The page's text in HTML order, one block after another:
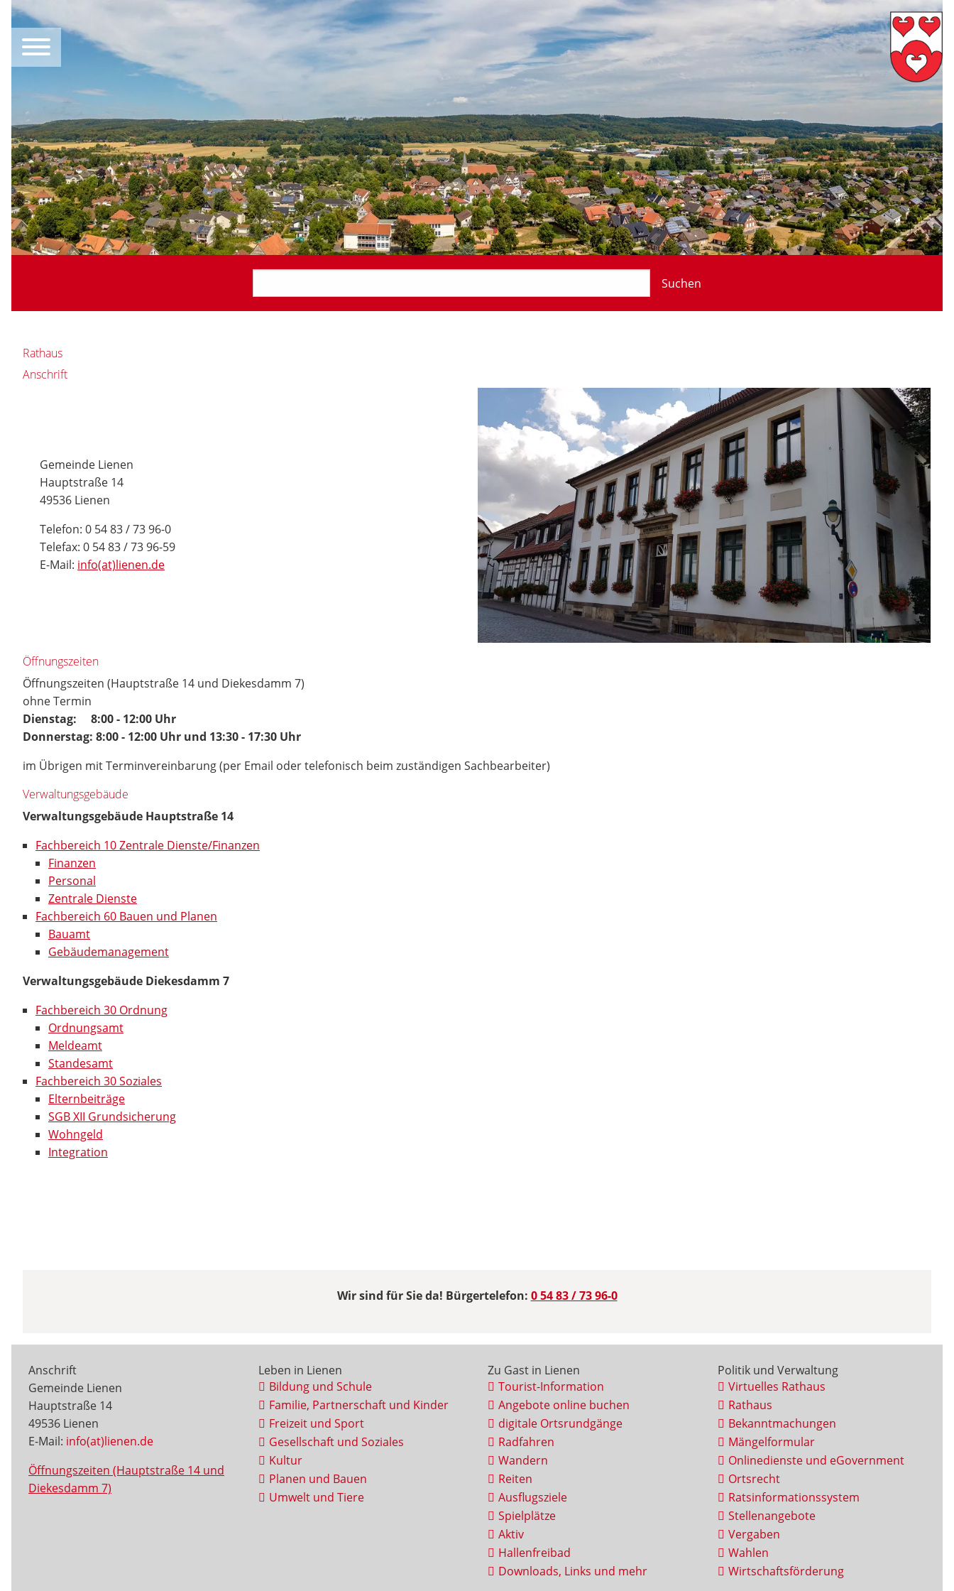
Suchen
Rathaus
Anschrift
Gemeinde Lienen
Hauptstraße 14
49536 Lienen
Telefon: 0 54 83 / 73 96-0
Telefax: 0 54 83 / 73 96-59
E-Mail: info(at)lienen.de
Öffnungszeiten
Öffnungszeiten (Hauptstraße 14 und Diekesdamm 7)
ohne Termin
Dienstag: 8:00 - 12:00 Uhr
Donnerstag: 8:00 - 12:00 Uhr und 13:30 - 17:30 Uhr
im Übrigen mit Terminvereinbarung (per Email oder telefonisch beim zuständigen Sachbearbeiter)
Verwaltungsgebäude
Verwaltungsgebäude Hauptstraße 14
Fachbereich 10 Zentrale Dienste/Finanzen
Finanzen
Personal
Zentrale Dienste
Fachbereich 60 Bauen und Planen
Bauamt
Gebäudemanagement
Verwaltungsgebäude Diekesdamm 7
Fachbereich 30 Ordnung
Ordnungsamt
Meldeamt
Standesamt
Fachbereich 30 Soziales
Elternbeiträge
SGB XII Grundsicherung
Wohngeld
Integration
Wir sind für Sie da! Bürgertelefon: 0 54 83 / 73 96-0
Anschrift
Gemeinde Lienen
Hauptstraße 14
49536 Lienen
E-Mail: info(at)lienen.de
Öffnungszeiten (Hauptstraße 14 und
Diekesdamm 7)
Leben in Lienen
Bildung und Schule
Familie, Partnerschaft und Kinder
Freizeit und Sport
Gesellschaft und Soziales
Kultur
Planen und Bauen
Umwelt und Tiere
Zu Gast in Lienen
Tourist-Information
Angebote online buchen
digitale Ortsrundgänge
Radfahren
Wandern
Reiten
Ausflugsziele
Spielplätze
Aktiv
Hallenfreibad
Downloads, Links und mehr
Politik und Verwaltung
Virtuelles Rathaus
Rathaus
Bekanntmachungen
Mängelformular
Onlinedienste und eGovernment
Ortsrecht
Ratsinformationssystem
Stellenangebote
Vergaben
Wahlen
Wirtschaftsförderung